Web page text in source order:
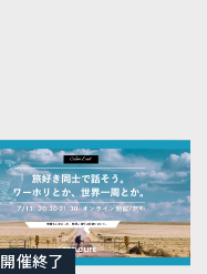
開催終了